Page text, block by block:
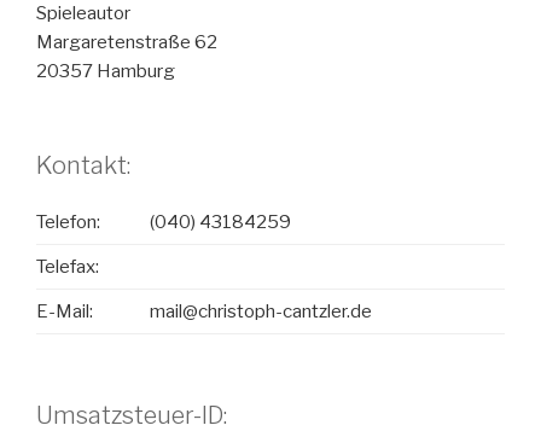
Spieleautor
Margaretenstraße 62
20357 Hamburg
Kontakt:
Telefon: (040) 43184259
Telefax:
E-Mail: mail@christoph-cantzler.de
Umsatzsteuer-ID: